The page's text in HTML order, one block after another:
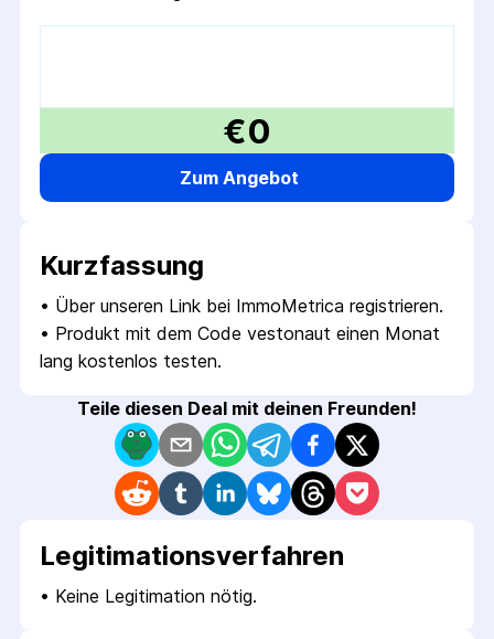
€0
Zum Angebot
Kurzfassung
• Über unseren Link bei ImmoMetrica registrieren.
• Produkt mit dem Code vestonaut einen Monat
lang kostenlos testen.
Teile diesen Deal mit deinen Freunden!
Legitimations­verfahren
• Keine Legitimation nötig.